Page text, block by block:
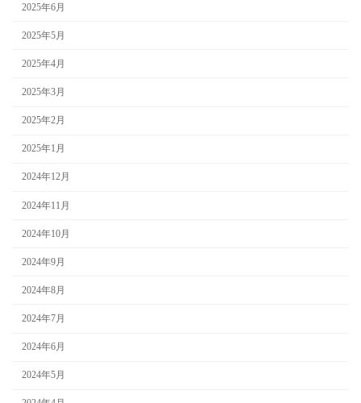
2025年6月
2025年5月
2025年4月
2025年3月
2025年2月
2025年1月
2024年12月
2024年11月
2024年10月
2024年9月
2024年8月
2024年7月
2024年6月
2024年5月